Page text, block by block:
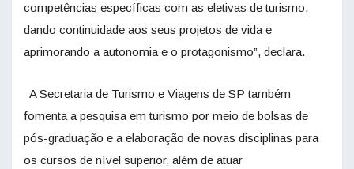
competências específicas com as eletivas de turismo,
dando continuidade aos seus projetos de vida e
aprimorando a autonomia e o protagonismo”, declara.
A Secretaria de Turismo e Viagens de SP também
fomenta a pesquisa em turismo por meio de bolsas de
pós-graduação e a elaboração de novas disciplinas para
os cursos de nível superior, além de atuar